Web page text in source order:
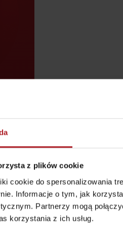
z plików cookie
cookie do spersonalizowania
Informacje o tym, jak
Partnerzy mogą
korzystania z ich usług.
Zasady
górach